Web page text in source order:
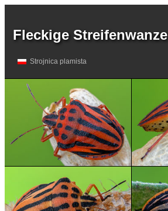
Fleckige Streifenwanze
Strojnica plamista